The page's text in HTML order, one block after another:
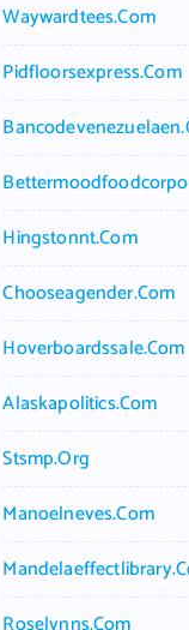
Waywardtees.com
Pidfloorsexpress.com
Hingstonnt.com
Chooseagender.com
Hoverboardssale.com
Alaskapolitics.com
Stsmp.org
Manoelneves.com